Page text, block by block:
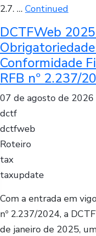
2.7. … Continued
DCTFWeb
Conformidade
RFB nº 2.237/
07 de agosto de 2026
dctf
dctfweb
Roteiro
tax
taxupdate
Com a entrada em
nº 2.237/2024, a
de janeiro de 2025,